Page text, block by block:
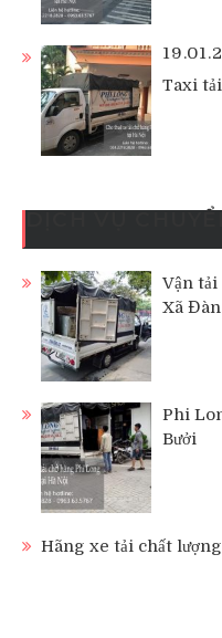
Taxi
DỊCH VỤ
Vận
Xã Đàn
Phi
Bưởi
Hãng xe tải chất